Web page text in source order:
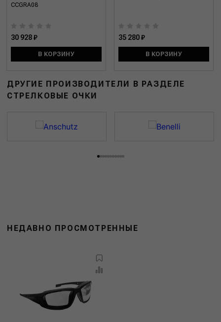
CCGRA08
30 928 ₽
В КОРЗИНУ
35 280 ₽
В КОРЗИНУ
ДРУГИЕ ПРОИЗВОДИТЕЛИ В РАЗДЕЛЕ
СТРЕЛКОВЫЕ ОЧКИ
НЕДАВНО ПРОСМОТРЕННЫЕ